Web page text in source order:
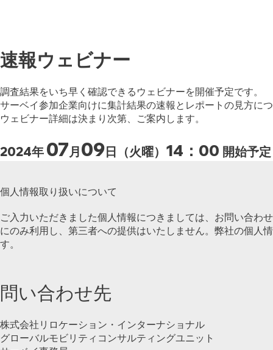
速報ウェビナー
調査結果をいち早く確認できるウェビナーを開催予定です。
サーベイ参加企業向けに集計結果の速報とレポートの見方に
ウェビナー詳細は決まり次第、ご案内します。
2024年 07月09日（火曜） 14：00 開始予定
個人情報取り扱いについて
ご入力いただきました個人情報につきましては、お問い合わ
にのみ利用し、第三者への提供はいたしません。弊社の個人
す。
問い合わせ先
株式会社リロケーション・インターナショナル
グローバルモビリティコンサルティングユニット